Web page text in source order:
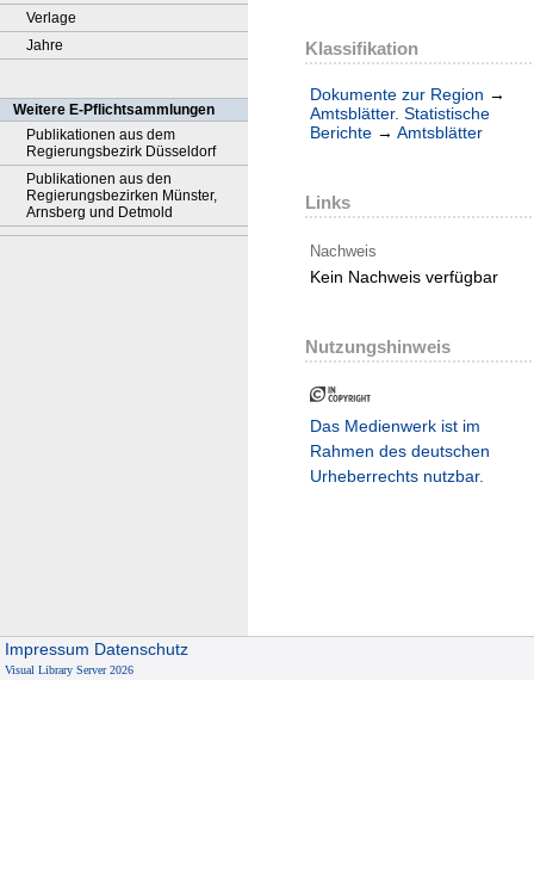
Verlage
Jahre
Weitere E-Pflichtsammlungen
Publikationen aus dem
Regierungsbezirk Düsseldorf
Publikationen aus den
Regierungsbezirken Münster,
Arnsberg und Detmold
Klassifikation
Dokumente zur Region →
Amtsblätter. Statistische
Berichte → Amtsblätter
Links
Nachweis
Kein Nachweis verfügbar
Nutzungshinweis
Das Medienwerk ist im
Rahmen des deutschen
Urheberrechts nutzbar.
Impressum Datenschutz
Visual Library Server 2026